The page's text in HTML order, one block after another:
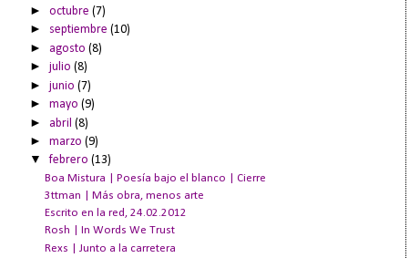
►octubre(7)
► septiembre(10)
► agosto(8)
►julio(8)
►junio(7)
►mayo(9)
► abril(8)
►marzo(9)
▼febrero(13)
Boa Mistura | Poesía bajo el blanco | Cierre
3ttman | Más obra, menos arte
Escrito en la red, 24.02.2012
Rosh | In Words We Trust
Rexs | Junto a la carretera